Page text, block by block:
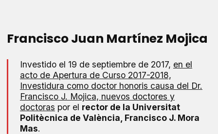
Francisco Juan Martínez Mojica
Investido el 19 de septiembre de 2017, en el
acto de Apertura de Curso 2017-2018,
Investidura como doctor honoris causa del Dr.
Francisco J. Mojica, nuevos doctores y
doctoras por el rector de la Universitat
Politècnica de València, Francisco J. Mora
Mas.